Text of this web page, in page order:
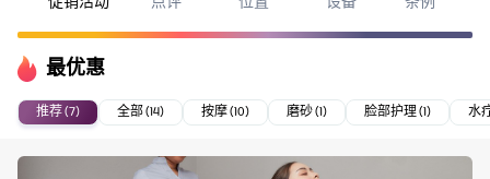
最优惠
推荐 (7) 全部 (14) 按摩 (10) 磨砂 (1) 脸部护理 (1) 水